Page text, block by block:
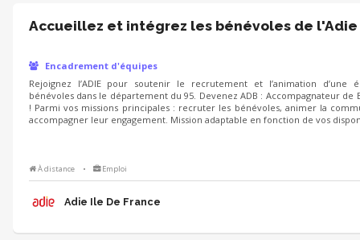
Accueillez et intégrez les bénévoles de l'Adie
Encadrement d'équipes
Rejoignez l’ADIE pour soutenir le recrutement et l’animation d’une
bénévoles dans le département du 95. Devenez ADB : Accompagnateur de
! Parmi vos missions principales : recruter les bénévoles, animer la
accompagner leur engagement. Mission adaptable en fonction de vos
À distance • Emploi
Adie Ile De France